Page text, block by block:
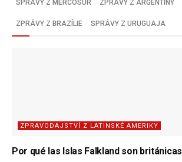
SPRÁVY Z MERCOSUR ZPRÁVY Z ARGENTINY
ZPRÁVY Z BRAZÍLIE SPRÁVY Z URUGUAJA
ZPRAVODAJSTVÍ Z LATINSKÉ AMERIKY
Por qué las Islas Falkland son británicas